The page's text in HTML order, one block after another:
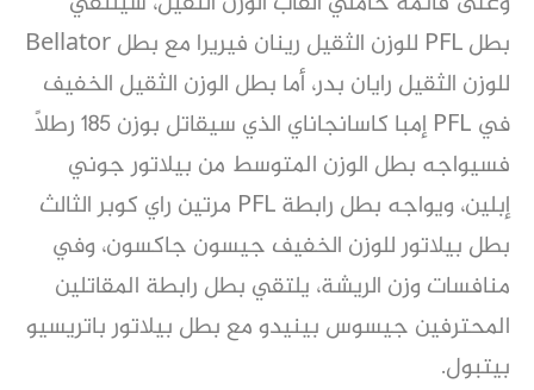
بطل PFL للوزن الثقيل رينان فيريرا مع بطل Bellator
للوزن الثقيل رايان بدر، أما بطل الوزن الثقيل الخفيف
في PFL إمبا كاسانجاناي الذي سيقاتل بوزن 185 رطلاً
فسيواجه بطل الوزن المتوسط من بيلاتور جوني
إبلين، ويواجه بطل رابطة PFL مرتين راي كوبر الثالث
بطل بيلاتور للوزن الخفيف جيسون جاكسون، وفي
منافسات وزن الريشة، يلتقي بطل رابطة المقاتلين
المحترفين جيسوس بينيدو مع بطل بيلاتور باتريسيو
بيتبول.